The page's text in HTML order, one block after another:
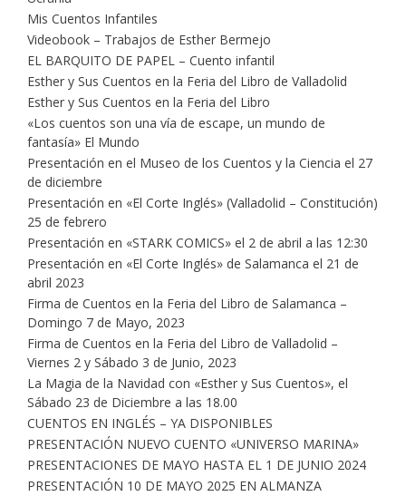
Mis Cuentos Infantiles
Videobook – Trabajos de Esther Bermejo
EL BARQUITO DE PAPEL – Cuento infantil
Esther y Sus Cuentos en la Feria del Libro de Valladolid
Esther y Sus Cuentos en la Feria del Libro
«Los cuentos son una vía de escape, un mundo de
fantasía» El Mundo
Presentación en el Museo de los Cuentos y la Ciencia el 27
de diciembre
Presentación en «El Corte Inglés» (Valladolid – Constitución)
25 de febrero
Presentación en «STARK COMICS» el 2 de abril a las 12:30
Presentación en «El Corte Inglés» de Salamanca el 21 de
abril 2023
Firma de Cuentos en la Feria del Libro de Salamanca –
Domingo 7 de Mayo, 2023
Firma de Cuentos en la Feria del Libro de Valladolid –
Viernes 2 y Sábado 3 de Junio, 2023
La Magia de la Navidad con «Esther y Sus Cuentos», el
Sábado 23 de Diciembre a las 18.00
CUENTOS EN INGLÉS – YA DISPONIBLES
PRESENTACIÓN NUEVO CUENTO «UNIVERSO MARINA»
PRESENTACIONES DE MAYO HASTA EL 1 DE JUNIO 2024
PRESENTACIÓN 10 DE MAYO 2025 EN ALMANZA